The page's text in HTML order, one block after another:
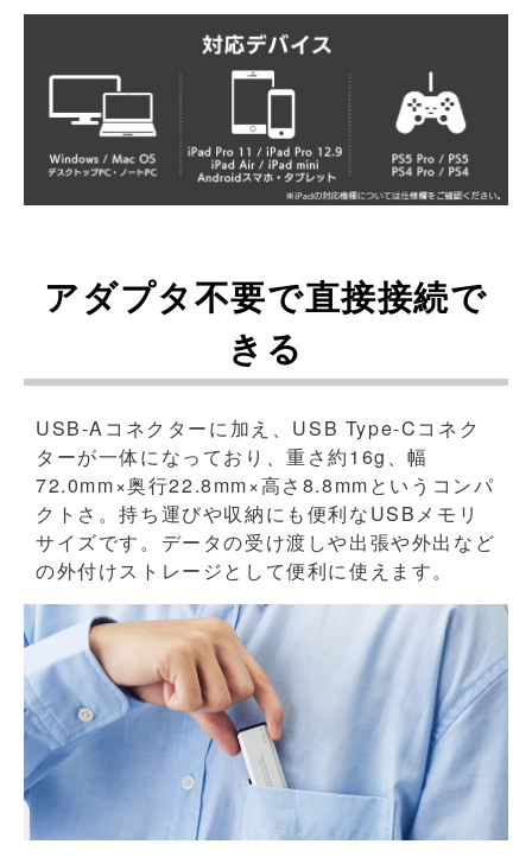
アダプタ不要で直接接続で
きる
USB-Aコネクターに加え、USB Type-Cコネク
ターが一体になっており、重さ約16g、幅
72.0mm×奥行22.8mm×高さ8.8mmというコンパ
クトさ。持ち運びや収納にも便利なUSBメモリ
サイズです。データの受け渡しや出張や外出など
の外付けストレージとして便利に使えます。